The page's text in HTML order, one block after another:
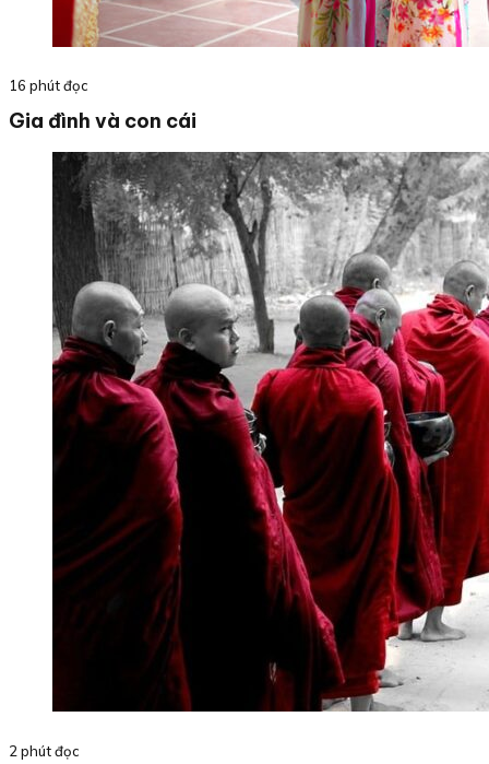
16 phút đọc
Gia đình và con cái
2 phút đọc